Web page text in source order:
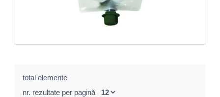
total elemente
nr. rezultate per pagină